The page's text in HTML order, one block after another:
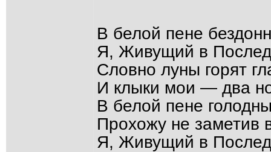
В белой пене
Я, Живущий в
Словно луны горят
И клыки мои — два
В белой пене
Прохожу не заметив
Я, Живущий в